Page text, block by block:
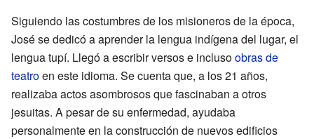
Siguiendo las costumbres de los misioneros de la época,
José se dedicó a aprender la lengua indígena del lugar, el
lengua tupí. Llegó a escribir versos e inclusoobras de
teatroen este idioma. Se cuenta que, a los 21 años,
realizaba actos asombrosos que fascinaban a otros
jesuitas. A pesar de su enfermedad, ayudaba
personalmente en la construcción de nuevos edificios